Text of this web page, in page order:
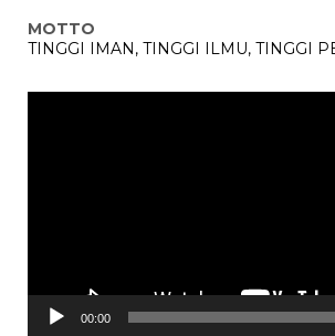
MOTTO
TINGGI IMAN, TINGGI ILMU, TINGGI
00:00